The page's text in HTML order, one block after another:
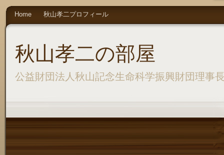
秋山孝二の部屋
公益財団法人秋山記念生命科学振興財団理事
Home 秋山孝二プロフィール